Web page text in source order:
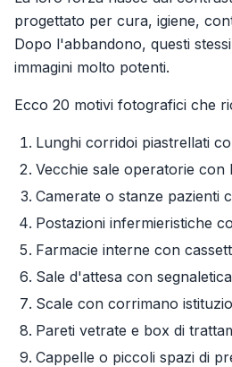
progettato per cura, igiene,
Dopo l'abbandono, questi
immagini molto potenti.
Ecco 20 motivi fotografici che
Lunghi corridoi piastrellati
Vecchie sale operatorie con
Camerate o stanze pazienti
Postazioni infermieristiche
Farmacie interne con
Sale d'attesa con
Scale con corrimano
Pareti vetrate e box di
Cappelle o piccoli spazi di